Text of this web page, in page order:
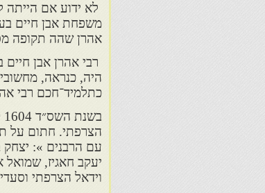
לא ידוע אם הייתה
משפחת אבן חיים
אהרן שהה תקופה
היה, כנראה,
כתלמיד־חכם רבי
עם הרבנים »: יצחק
יעקב חאגיז, שמואל
וידאל הצרפתי